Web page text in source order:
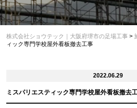
株式会社ショウテック｜大阪府堺市の足場工事 >
ィック専門学校屋外看板撤去工事
2022.06.29
ミスパリエスティック専門学校屋外看板撤去